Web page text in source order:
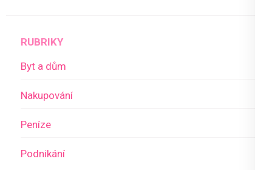
RUBRIKY
Byt a dům
Nakupování
Peníze
Podnikání